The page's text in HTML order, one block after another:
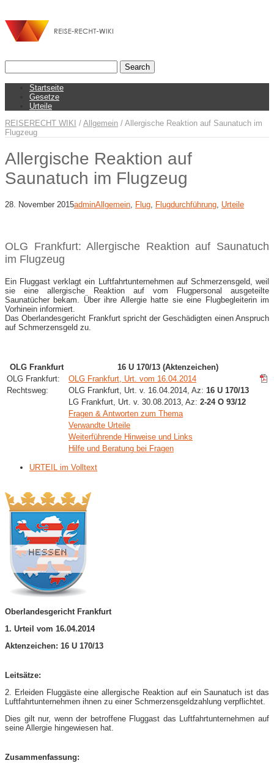
Startseite
Gesetze
Urteile
REISERECHT WIKI / Allgemein / Allergische Reaktion auf Saunatuch im
Flugzeug
Allergische Reaktion auf
Saunatuch im Flugzeug
28. November 2015adminAllgemein Flug Flugdurchführung Urteile
OLG Frankfurt: Allergische Reaktion auf Saunatuch
im Flugzeug
Ein Fluggast verklagt ein Luftfahrtunternehmen auf Schmerzensgeld, weil
sie eine allergische Reaktion auf vom Flugpersonal ausgeteilte
Saunatücher bekam. Über ihre Allergie hatte sie eine Flugbegleiterin im
Vorhinein informiert.
Das Oberlandesgericht Frankfurt spricht der Geschädigten einen Anspruch
auf Schmerzensgeld zu.
OLG Frankfurt
16 U 170/13 (Aktenzeichen)
OLG Frankfurt:
OLG Frankfurt, Urt. vom 16.04.2014
Rechtsweg:
OLG Frankfurt, Urt. v. 16.04.2014, Az: 16 U 170/13
LG Frankfurt, Urt. v. 30.08.2013, Az: 2-24 O 93/12
Fragen & Antworten zum Thema
Verwandte Urteile
Weiterführende Hinweise und Links
Hilfe und Beratung bei Fragen
URTEIL im Volltext
Oberlandesgericht Frankfurt
1. Urteil vom 16.04.2014
Aktenzeichen: 16 U 170/13
Leitsätze:
2. Erleiden Fluggäste eine allergische Reaktion auf ein Saunatuch ist das
Luftfahrtunternehmen ihnen zu einer Schmerzensgeldzahlung verpflichtet.
Dies gilt nur, wenn der betroffene Fluggast das Luftfahrtunternehmen auf
seine Allergie hingewiesen hat.
Zusammenfassung: